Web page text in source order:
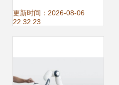
职业机遇
更新时间：2026-08-06
22:32:23